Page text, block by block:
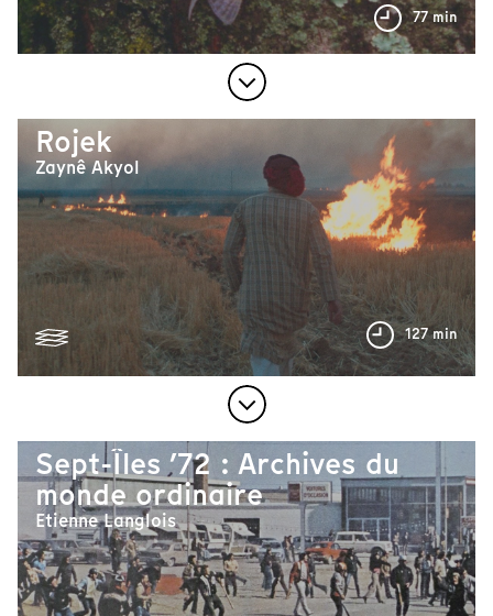
77 min
Rojek
Zaynê Akyol
127 min
Sept-Îles ’72 : Archives du
monde ordinaire
Etienne Langlois